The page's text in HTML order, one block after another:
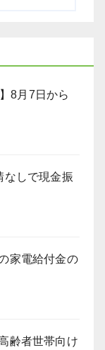
8月7日から
なしで現金振
家電給付金の
齢者世帯向け